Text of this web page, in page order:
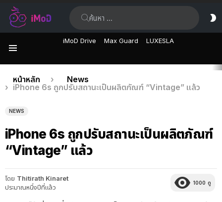
iMoD Drive Max Guard LUXESLA
เรื่อง
ล่าสุด
คุณอยู่ที่นี่:
หน้าหลัก
News
iPhone 6s ถูกปรับสถานะเป็นผลิตภัณฑ์ “Vintage” แล้ว
NEWS
iPhone 6s ถูกปรับสถานะเป็นผลิตภัณฑ์
“Vintage” แล้ว
โดย Thitirath Kinaret
ประมาณหนึ่งปีที่แล้ว
1000 ดู